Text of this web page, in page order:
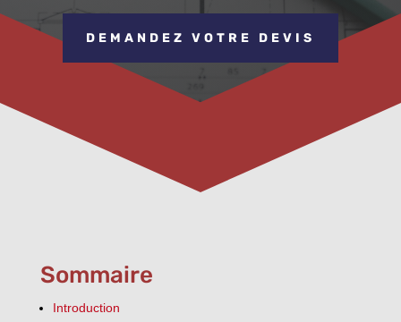
DEMANDEZ VOTRE DEVIS
Sommaire
Introduction